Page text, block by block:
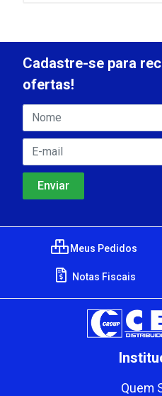
Cadastre-se para
ofertas!
Meus Pedidos
Notas Fiscais
Quem